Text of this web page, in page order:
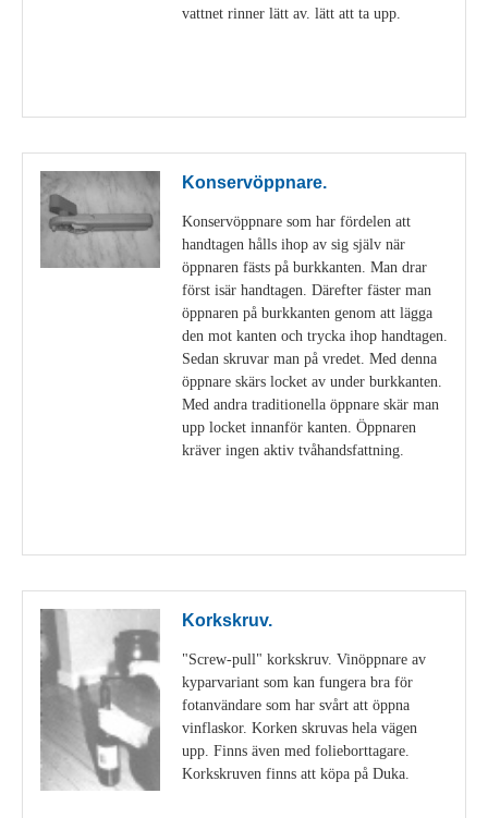
vattnet rinner lätt av. lätt att ta upp.
Konservöppnare.
Konservöppnare som har fördelen att
handtagen hålls ihop av sig själv när
öppnaren fästs på burkkanten. Man drar
först isär handtagen. Därefter fäster man
öppnaren på burkkanten genom att lägga
den mot kanten och trycka ihop handtagen.
Sedan skruvar man på vredet. Med denna
öppnare skärs locket av under burkkanten.
Med andra traditionella öppnare skär man
upp locket innanför kanten. Öppnaren
kräver ingen aktiv tvåhandsfattning.
Korkskruv.
"Screw-pull" korkskruv. Vinöppnare av
kyparvariant som kan fungera bra för
fotanvändare som har svårt att öppna
vinflaskor. Korken skruvas hela vägen
upp. Finns även med folieborttagare.
Korkskruven finns att köpa på Duka.